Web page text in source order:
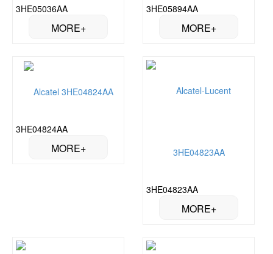
3HE05036AA 3HE05894AA
3HE04824AA
3HE04823AA